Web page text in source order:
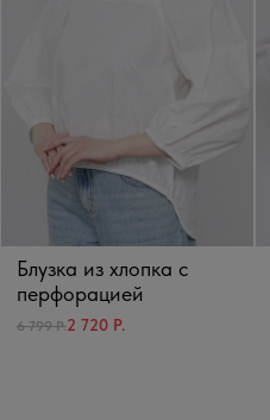
Блузка из хлопка с
перфорацией
6 799 Р.2 720 Р.